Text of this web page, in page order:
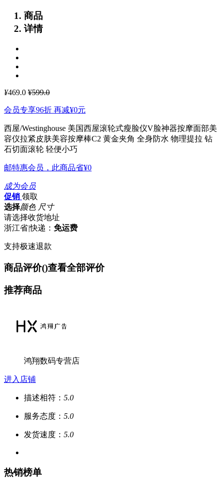
商品
详情
¥469.0 ¥599.0
会员专享96折 再减¥0元
西屋/Westinghouse 美国西屋滚轮式瘦脸仪V脸神器按摩面部美
容仪拉紧皮肤美容按摩棒C2 黄金夹角 全身防水 物理提拉 钻
石切面滚轮 轻便小巧
邮特惠会员，此商品省¥0
成为会员
促销 领取
选择颜色 尺寸
请选择收货地址
浙江省|快递： 免运费
支持极速退款
商品评价()查看全部评价
推荐商品
鸿翔数码专营店
进入店铺
描述相符： 5.0
服务态度： 5.0
发货速度： 5.0
热销榜单